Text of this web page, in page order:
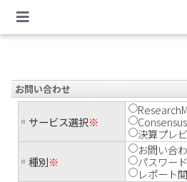
お問い合わせ
サービス選択※
決算プレ
種別※
お問い合
パスワー
レポート